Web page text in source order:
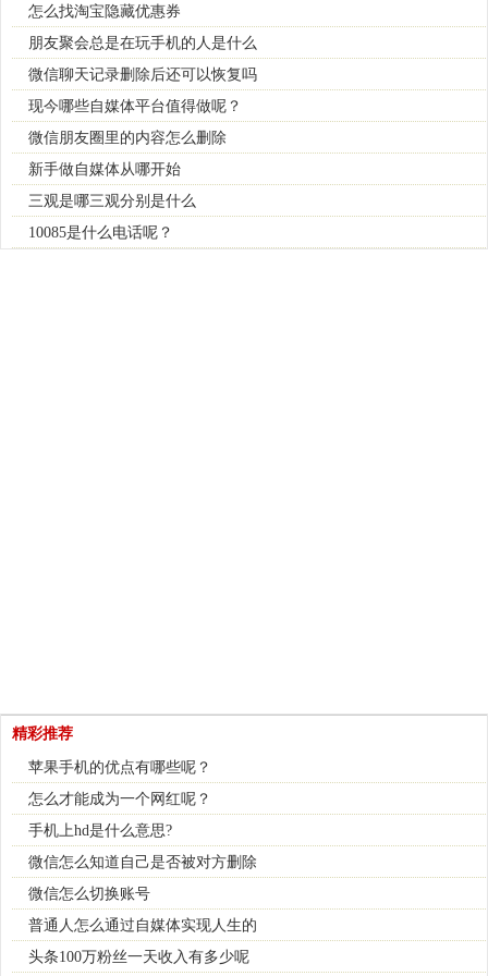
怎么找淘宝隐藏优惠券
朋友聚会总是在玩手机的人是什么
微信聊天记录删除后还可以恢复吗
现今哪些自媒体平台值得做呢？
微信朋友圈里的内容怎么删除
新手做自媒体从哪开始
三观是哪三观分别是什么
10085是什么电话呢？
精彩推荐
苹果手机的优点有哪些呢？
怎么才能成为一个网红呢？
手机上hd是什么意思?
微信怎么知道自己是否被对方删除
微信怎么切换账号
普通人怎么通过自媒体实现人生的
头条100万粉丝一天收入有多少呢